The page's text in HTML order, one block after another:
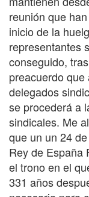
reunión que
inicio de la
representantes
conseguido,
preacuerdo
delegados
se procederá a
sindicales. Me
que un un 24
Rey de España
el trono en el
331 años